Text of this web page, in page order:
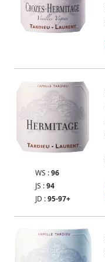
WS :96
JS :94
JD :95-97+